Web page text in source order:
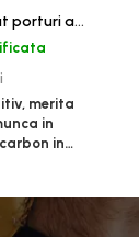
Dispozitiv pentru curatat porturi admisie si evacuare fara demontare cu coji de nuca si accesorii incluse
merita
in
in